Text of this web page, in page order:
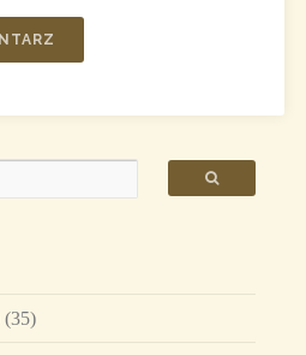
(35)